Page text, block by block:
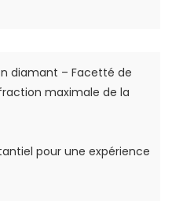
diamant – Facetté de
maximale de la
pour une expérience